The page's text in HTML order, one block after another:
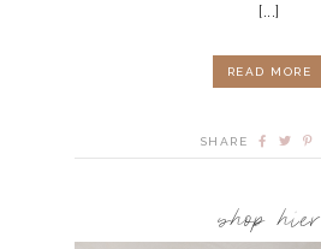
[...]
READ MORE
SHARE
shop hier